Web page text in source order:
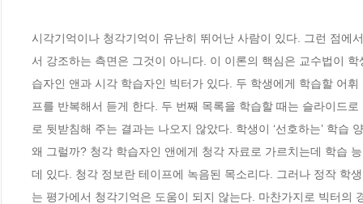
시각기억이나 청각기억이 유난히 뛰어난 사람이 있다. 그런 점에
서 강조하는 측면은 그것이 아니다. 이 이론의 핵심은 교수법이
습자인 앤과 시각 학습자인 빅터가 있다. 두 학생에게 학습할 어
프를 반복해서 듣게 한다. 두 번째 목록을 학습할 때는 슬라이드
로 뒷받침해 주는 결과는 나오지 않았다. 학생이 ‘선호하는’ 학
왜 그럴까? 청각 학습자인 앤에게 청각 자료로 가르치는데 학습
데 있다. 청각 정보란 테이프에 녹음된 목소리다. 그러나 정작 학
는 평가에서 청각기억은 도움이 되지 않는다. 마찬가지로 빅터의